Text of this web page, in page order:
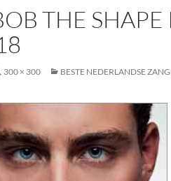
THE SHAPE
300 × 300
BESTE NEDERLANDSE